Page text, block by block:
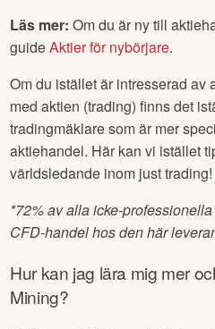
Läs mer: Om du är ny till
guideAktier för nybörjare.
Om du istället är intresserad av
med aktien (trading) finns det
tradingmäklare som är mer
aktiehandel. Här kan vi istället
världsledande inom just trading!
*72% av alla icke-
CFD-handel hos den här
Hur kan jag lära mig mer
Mining?